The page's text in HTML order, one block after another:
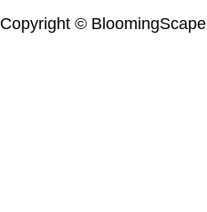
Copyright © BloomingScape